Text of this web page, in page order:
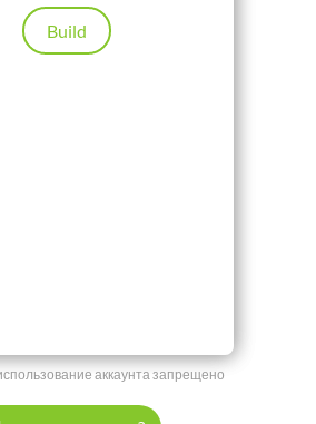
BuildCancel anytime.
аккаунта запрещено